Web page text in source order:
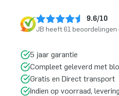
9.6/10
JB heeft 61 beoordelingen
5 jaar garantie
Compleet geleverd met
Gratis en Direct transport
Indien op voorraad,